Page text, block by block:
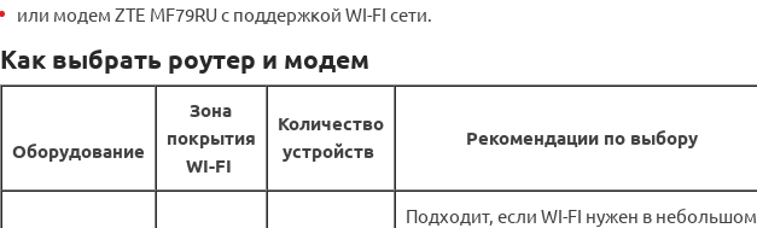
или модем ZTE MF79RU с поддержкой WI-FI сети.
Как выбрать роутер и модем
Оборудование
Зона
покрытия
WI-FI
Количество
устройств
Рекомендации по выбору
Подходит, если WI-FI нужен в небольшом